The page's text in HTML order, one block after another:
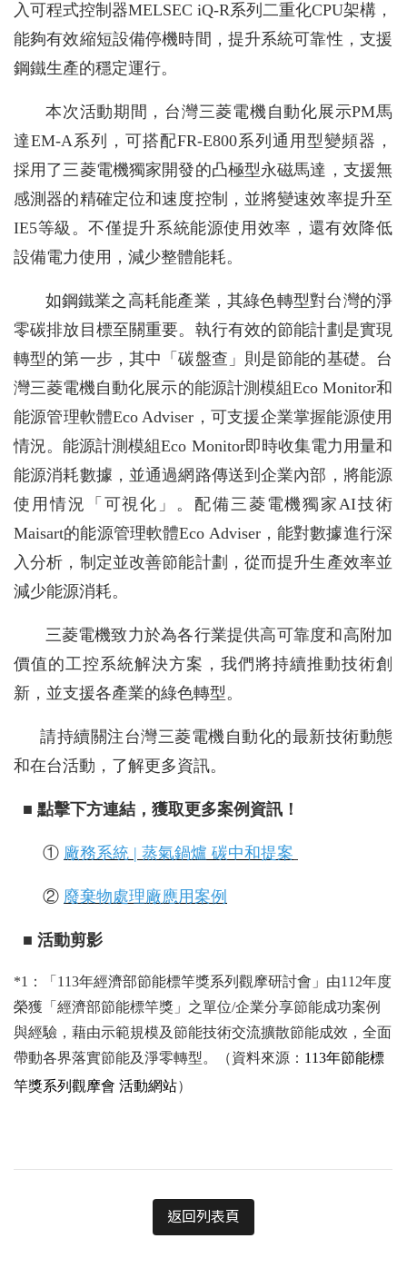
入可程式控制器MELSEC iQ-R系列二重化CPU架構，
能夠有效縮短設備停機時間，提升系統可靠性，支援
鋼鐵生產的穩定運行。
本次活動期間，台灣三菱電機自動化展示PM馬
達EM-A系列，可搭配FR-E800系列通用型變頻器，
採用了三菱電機獨家開發的凸極型永磁馬達，支援無
感測器的精確定位和速度控制，並將變速效率提升至
IE5等級。不僅提升系統能源使用效率，還有效降低
設備電力使用，減少整體能耗。
如鋼鐵業之高耗能產業，其綠色轉型對台灣的淨
零碳排放目標至關重要。執行有效的節能計劃是實現
轉型的第一步，其中「碳盤查」則是節能的基礎。台
灣三菱電機自動化展示的能源計測模組Eco Monitor和
能源管理軟體Eco Adviser，可支援企業掌握能源使用
情況。能源計測模組Eco Monitor即時收集電力用量和
能源消耗數據，並通過網路傳送到企業內部，將能源
使用情況「可視化」。配備三菱電機獨家AI技術
Maisart的能源管理軟體Eco Adviser，能對數據進行深
入分析，制定並改善節能計劃，從而提升生產效率並
減少能源消耗。
三菱電機致力於為各行業提供高可靠度和高附加
價值的工控系統解決方案，我們將持續推動技術創
新，並支援各產業的綠色轉型。
請持續關注台灣三菱電機自動化的最新技術動態
和在台活動，了解更多資訊。
■ 點擊下方連結，獲取更多案例資訊！
① 廠務系統 | 蒸氣鍋爐 碳中和提案
② 廢棄物處理廠應用案例
■ 活動剪影
*1：「113年經濟部節能標竿獎系列觀摩研討會」由112年度
榮獲「經濟部節能標竿獎」之單位/企業分享節能成功案例
與經驗，藉由示範規模及節能技術交流擴散節能成效，全面
帶動各界落實節能及淨零轉型。（資料來源： 113年節能標
竿獎系列觀摩會 活動網站）
返回列表頁